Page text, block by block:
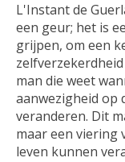
L'Instant de
een geur; het is
grijpen, om een
man die weet
aanwezigheid op
veranderen. Dit
maar een viering
leven kunnen